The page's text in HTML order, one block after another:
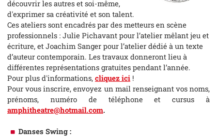
découvrir les autres et soi-même,
d'exprimer sa créativité et son talent.
Ces ateliers sont encadrés par des metteurs en scène
professionnels : Julie Pichavant pour l’atelier mêlant jeu et
écriture, et Joachim Sanger pour l’atelier dédié à un texte
d’auteur contemporain. Les travaux donneront lieu à
différentes représentations gratuites pendant l’année.
Pour plus d'informations, cliquez ici !
Pour vous inscrire, envoyez un mail renseignant vos noms,
prénoms, numéro de téléphone et cursus à
amphitheatre@hotmail.com.
Danses Swing :